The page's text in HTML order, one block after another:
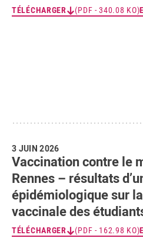
TÉLÉCHARGER (PDF - 340.08 KO)
3 JUIN 2026
Vaccination contre le
Rennes – résultats
épidémiologique sur
vaccinale des
TÉLÉCHARGER (PDF - 162.98 KO)